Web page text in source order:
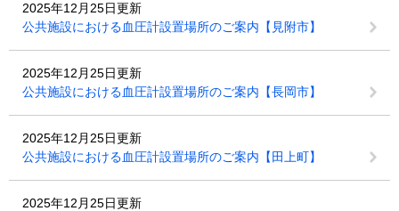
2025年12月25日更新
公共施設における血圧計設置場所のご案内【見附市】
2025年12月25日更新
公共施設における血圧計設置場所のご案内【長岡市】
2025年12月25日更新
公共施設における血圧計設置場所のご案内【田上町】
2025年12月25日更新